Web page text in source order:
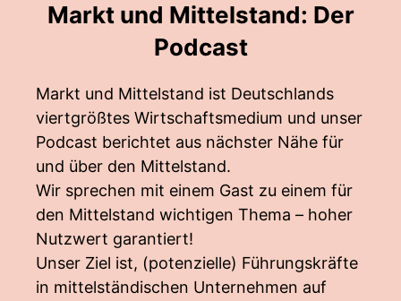
Markt und Mittelstand: Der
Podcast
Markt und Mittelstand ist Deutschlands
viertgrößtes Wirtschaftsmedium und unser
Podcast berichtet aus nächster Nähe für
und über den Mittelstand.
Wir sprechen mit einem Gast zu einem für
den Mittelstand wichtigen Thema – hoher
Nutzwert garantiert!
Unser Ziel ist, (potenzielle) Führungskräfte
in mittelständischen Unternehmen auf